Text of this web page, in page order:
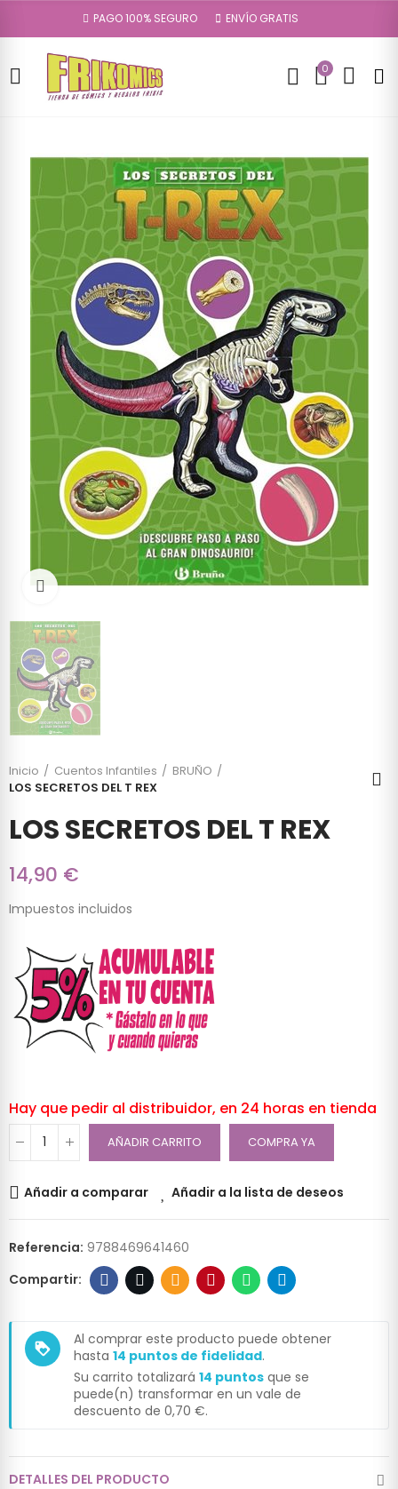
PAGO 100% SEGURO ENVÍO GRATIS
0
Click to enlarge
Inicio Cuentos Infantiles
BRUÑO
LOS SECRETOS DEL T REX
LOS SECRETOS DEL T REX
14,90 €
Impuestos incluidos
Hay que pedir al distribuidor, en 24 horas en tienda
AÑADIR CARRITO COMPRA YA
Añadir a comparar Añadir a la lista de deseos
Referencia: 9788469641460
loyalty
Al comprar este producto puede obtener
hasta 14 puntos de fidelidad.
Su carrito totalizará 14 puntos que se
puede(n) transformar en un vale de
descuento de 0,70 €.
DETALLES DEL PRODUCTO